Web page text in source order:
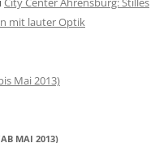
mit lauter Optik
Mai 2013)
MAI 2013)